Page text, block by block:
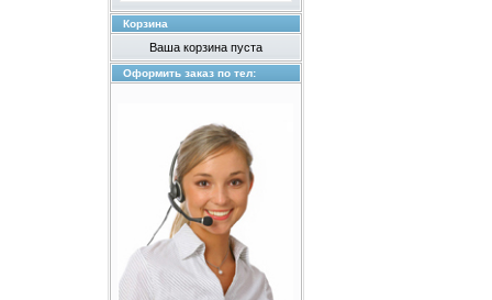
Корзина
Ваша корзина пуста
Оформить заказ по тел: